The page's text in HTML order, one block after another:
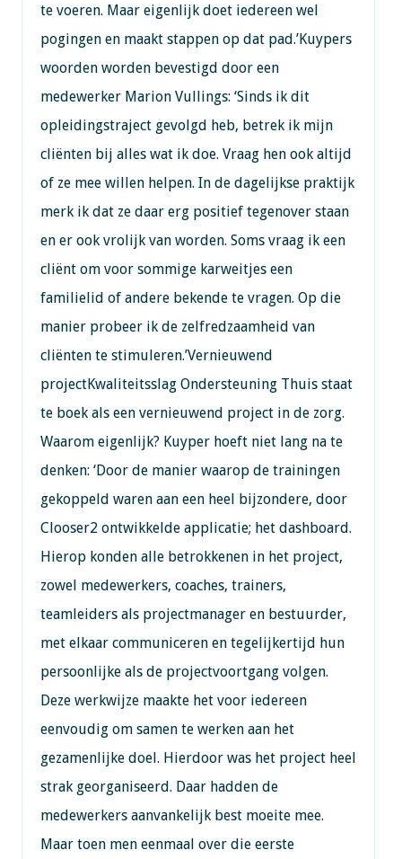
te voeren. Maar eigenlijk doet iedereen wel
pogingen en maakt stappen op dat pad.’Kuypers
woorden worden bevestigd door een
medewerker Marion Vullings: ‘Sinds ik dit
opleidingstraject gevolgd heb, betrek ik mijn
cliënten bij alles wat ik doe. Vraag hen ook altijd
of ze mee willen helpen. In de dagelijkse praktijk
merk ik dat ze daar erg positief tegenover staan
en er ook vrolijk van worden. Soms vraag ik een
cliënt om voor sommige karweitjes een
familielid of andere bekende te vragen. Op die
manier probeer ik de zelfredzaamheid van
cliënten te stimuleren.’Vernieuwend
projectKwaliteitsslag Ondersteuning Thuis staat
te boek als een vernieuwend project in de zorg.
Waarom eigenlijk? Kuyper hoeft niet lang na te
denken: ‘Door de manier waarop de trainingen
gekoppeld waren aan een heel bijzondere, door
Clooser2 ontwikkelde applicatie; het dashboard.
Hierop konden alle betrokkenen in het project,
zowel medewerkers, coaches, trainers,
teamleiders als projectmanager en bestuurder,
met elkaar communiceren en tegelijkertijd hun
persoonlijke als de projectvoortgang volgen.
Deze werkwijze maakte het voor iedereen
eenvoudig om samen te werken aan het
gezamenlijke doel. Hierdoor was het project heel
strak georganiseerd. Daar hadden de
medewerkers aanvankelijk best moeite mee.
Maar toen men eenmaal over die eerste